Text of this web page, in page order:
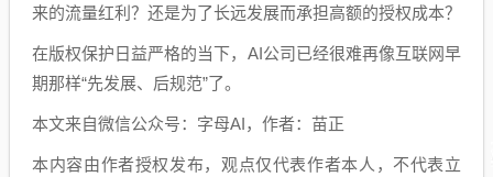
来的流量红利？还是为了长远发展而承担高额的授权成本？
在版权保护日益严格的当下，AI公司已经很难再像互联网早
期那样“先发展、后规范”了。
本文来自微信公众号：字母AI，作者：苗正
本内容由作者授权发布，观点仅代表作者本人，不代表立